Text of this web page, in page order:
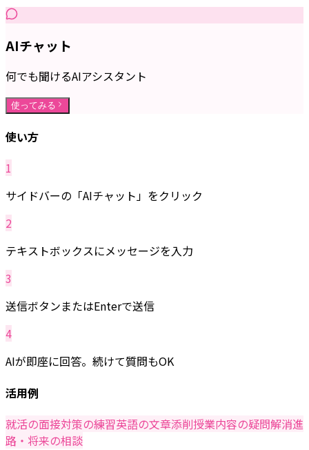
AIチャット
何でも聞けるAIアシスタント
使ってみる
使い方
1
サイドバーの「AIチャット」をクリック
2
テキストボックスにメッセージを入力
3
送信ボタンまたはEnterで送信
4
AIが即座に回答。続けて質問もOK
活用例
就活の面接対策の練習英語の文章添削授業内容の疑問解消進
路・将来の相談